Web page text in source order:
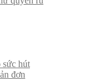
sức hút
đơn